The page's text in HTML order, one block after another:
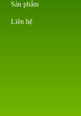
Sản phẩm
Liên hệ